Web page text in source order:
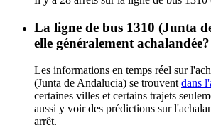
La ligne de bus 1310 (Junta
elle généralement achalandée?
Les informations en temps réel sur
(Junta de Andalucia) se trouvent dans
certaines villes et certains trajets
aussi y voir des prédictions sur
arrêt.